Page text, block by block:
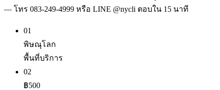
— โทร 083-249-4999 หรือ LINE @nycli ตอบใน 15 นาที
01
พิษณุโลก
พื้นที่บริการ
02
฿500